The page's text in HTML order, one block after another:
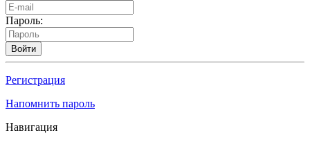
Пароль:
Войти
Регистрация
Напомнить пароль
Навигация